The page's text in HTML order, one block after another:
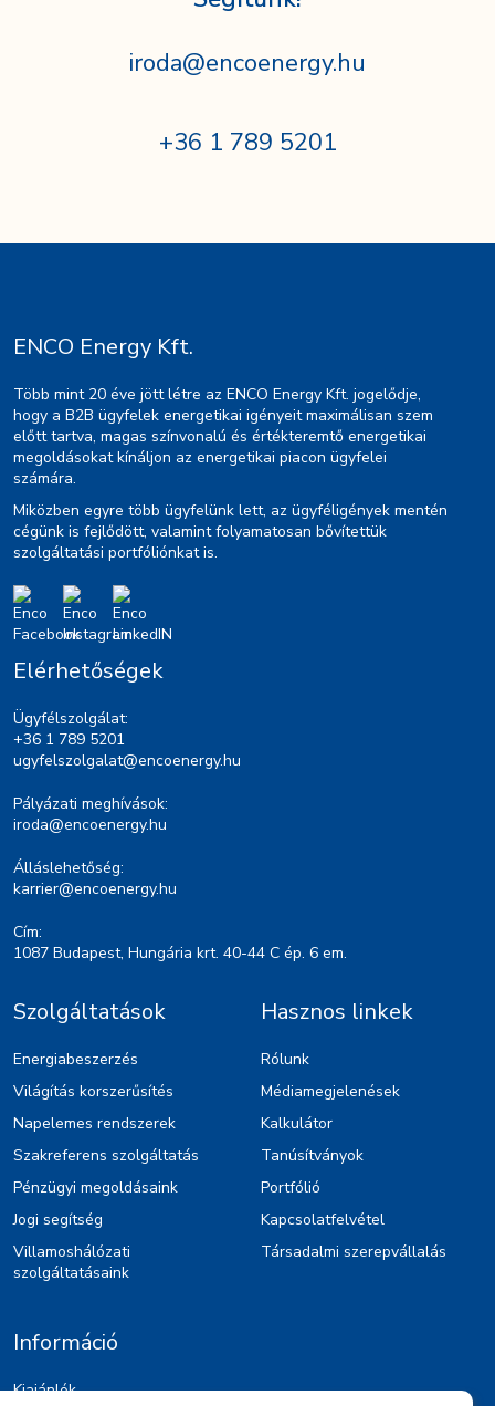
iroda@encoenergy.hu
+36 1 789 5201
ENCO Energy Kft.
Több mint 20 éve jött létre az ENCO Energy Kft. jogelődje,
hogy a B2B ügyfelek energetikai igényeit maximálisan szem
előtt tartva, magas színvonalú és értékteremtő energetikai
megoldásokat kínáljon az energetikai piacon ügyfelei
számára.
Miközben egyre több ügyfelünk lett, az ügyféligények mentén
cégünk is fejlődött, valamint folyamatosan bővítettük
szolgáltatási portfóliónkat is.
Elérhetőségek
Ügyfélszolgálat:
+36 1 789 5201
ugyfelszolgalat@encoenergy.hu
Pályázati meghívások:
iroda@encoenergy.hu
Álláslehetőség:
karrier@encoenergy.hu
Cím:
1087 Budapest, Hungária krt. 40-44 C ép. 6 em.
Szolgáltatások
Energiabeszerzés
Világítás korszerűsítés
Napelemes rendszerek
Szakreferens szolgáltatás
Pénzügyi megoldásaink
Jogi segítség
Villamoshálózati
szolgáltatásaink
Hasznos linkek
Rólunk
Médiamegjelenések
Kalkulátor
Tanúsítványok
Portfólió
Kapcsolatfelvétel
Társadalmi szerepvállalás
Információ
Kiajánlók